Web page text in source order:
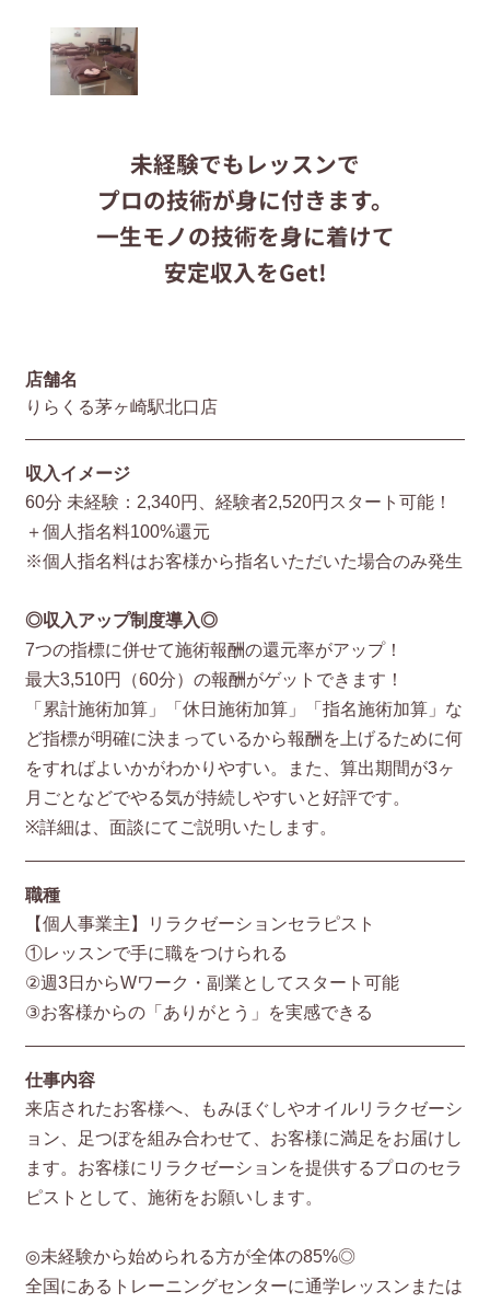
未経験でもレッスンで
プロの技術が身に付きます。
一生モノの技術を身に着けて
安定収入をGet!
店舗名
りらくる茅ヶ崎駅北口店
収入イメージ
60分 未経験：2,340円、経験者2,520円スタート可能！
＋個人指名料100%還元
※個人指名料はお客様から指名いただいた場合のみ発生
◎収入アップ制度導入◎
7つの指標に併せて施術報酬の還元率がアップ！
最大3,510円（60分）の報酬がゲットできます！
「累計施術加算」「休日施術加算」「指名施術加算」な
ど指標が明確に決まっているから報酬を上げるために何
をすればよいかがわかりやすい。また、算出期間が3ヶ
月ごとなどでやる気が持続しやすいと好評です。
※詳細は、面談にてご説明いたします。
職種
【個人事業主】リラクゼーションセラピスト
①レッスンで手に職をつけられる
②週3日からWワーク・副業としてスタート可能
③お客様からの「ありがとう」を実感できる
仕事内容
来店されたお客様へ、もみほぐしやオイルリラクゼーシ
ョン、足つぼを組み合わせて、お客様に満足をお届けし
ます。お客様にリラクゼーションを提供するプロのセラ
ピストとして、施術をお願いします。
◎未経験から始められる方が全体の85%◎
全国にあるトレーニングセンターに通学レッスンまたは